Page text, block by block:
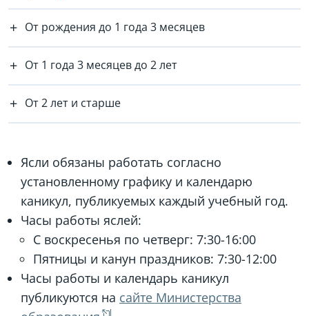
От рождения до 1 года 3 месяцев
От 1 года 3 месяцев до 2 лет
От 2 лет и старше
Ясли обязаны работать согласно
установленному графику и календарю
каникул, публикуемых каждый учебный год.
Часы работы яслей:
С воскресенья по четверг: 7:30-16:00
Пятницы и канун праздников: 7:30-12:00
Часы работы и календарь каникул
публикуются на сайте Министерства